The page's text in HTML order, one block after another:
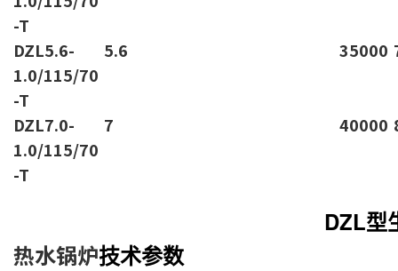
-T
DZL5.6-
1.0/115/70
-T
5.6 35000
DZL7.0-
1.0/115/70
-T
7 40000
DZL型生物质
热水锅炉技术参数